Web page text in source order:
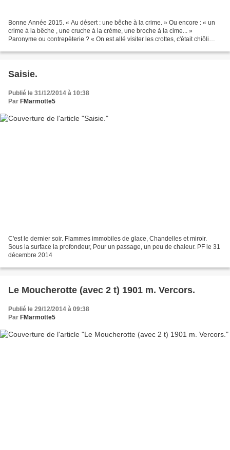
Bonne Année 2015. « Au désert : une bêche à la crime. » Ou encore : « un
crime à la bêche , une cruche à la crème, une broche à la cime... »
Paronyme ou contrepèterie ? « On est allé visiter les crottes, c'était chiôli
Saisie.
Publié le 31/12/2014 à 10:38
Par FMarmotte5
C'est le dernier soir. Flammes immobiles de glace, Chandelles et miroir.
Sous la surface la profondeur, Pour un passage, un peu de chaleur. PF le 31
décembre 2014
Le Moucherotte (avec 2 t) 1901 m. Vercors.
Publié le 29/12/2014 à 09:38
Par FMarmotte5